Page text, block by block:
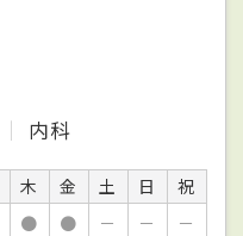
内科
木 金 土 日
祝
● ● － －
－